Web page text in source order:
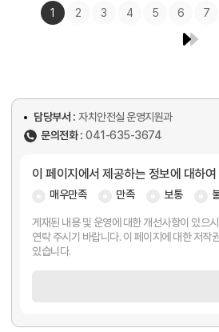
1 2 3 4 5 6 7
담당부서 : 자치안전실 운영지원과
문의전화 : 041-635-3674
이 페이지에서 제공하는 정보에 대하
매우만족 만족 보통
게재된 내용 및 운영에 대한 개선사항이 있으
연락 주시기 바랍니다. 이 페이지에 대한 저작권은 충
있습니다.